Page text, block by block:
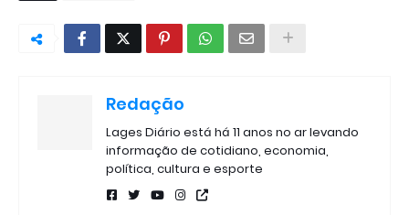
Redação
Lages Diário está há 11 anos no ar levando
informação de cotidiano, economia,
política, cultura e esporte